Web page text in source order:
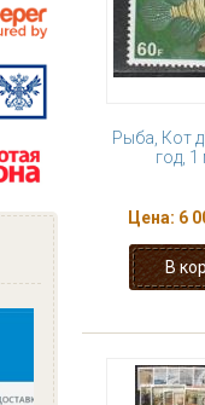
Рыба, Кот
год,
Цена: 6